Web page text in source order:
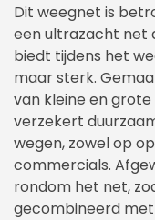
Dit weegnet is
een ultrazacht net
biedt tijdens het
maar sterk.
van kleine en
verzekert
wegen, zowel op
commercials.
rondom het net,
gecombineerd